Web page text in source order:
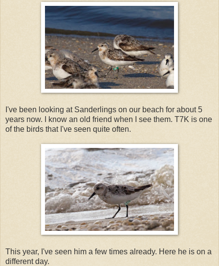
I've been looking at Sanderlings on our beach for about 5
years now. I know an old friend when I see them. T7K is one
of the birds that I've seen quite often.
This year, I've seen him a few times already. Here he is on a
different day.